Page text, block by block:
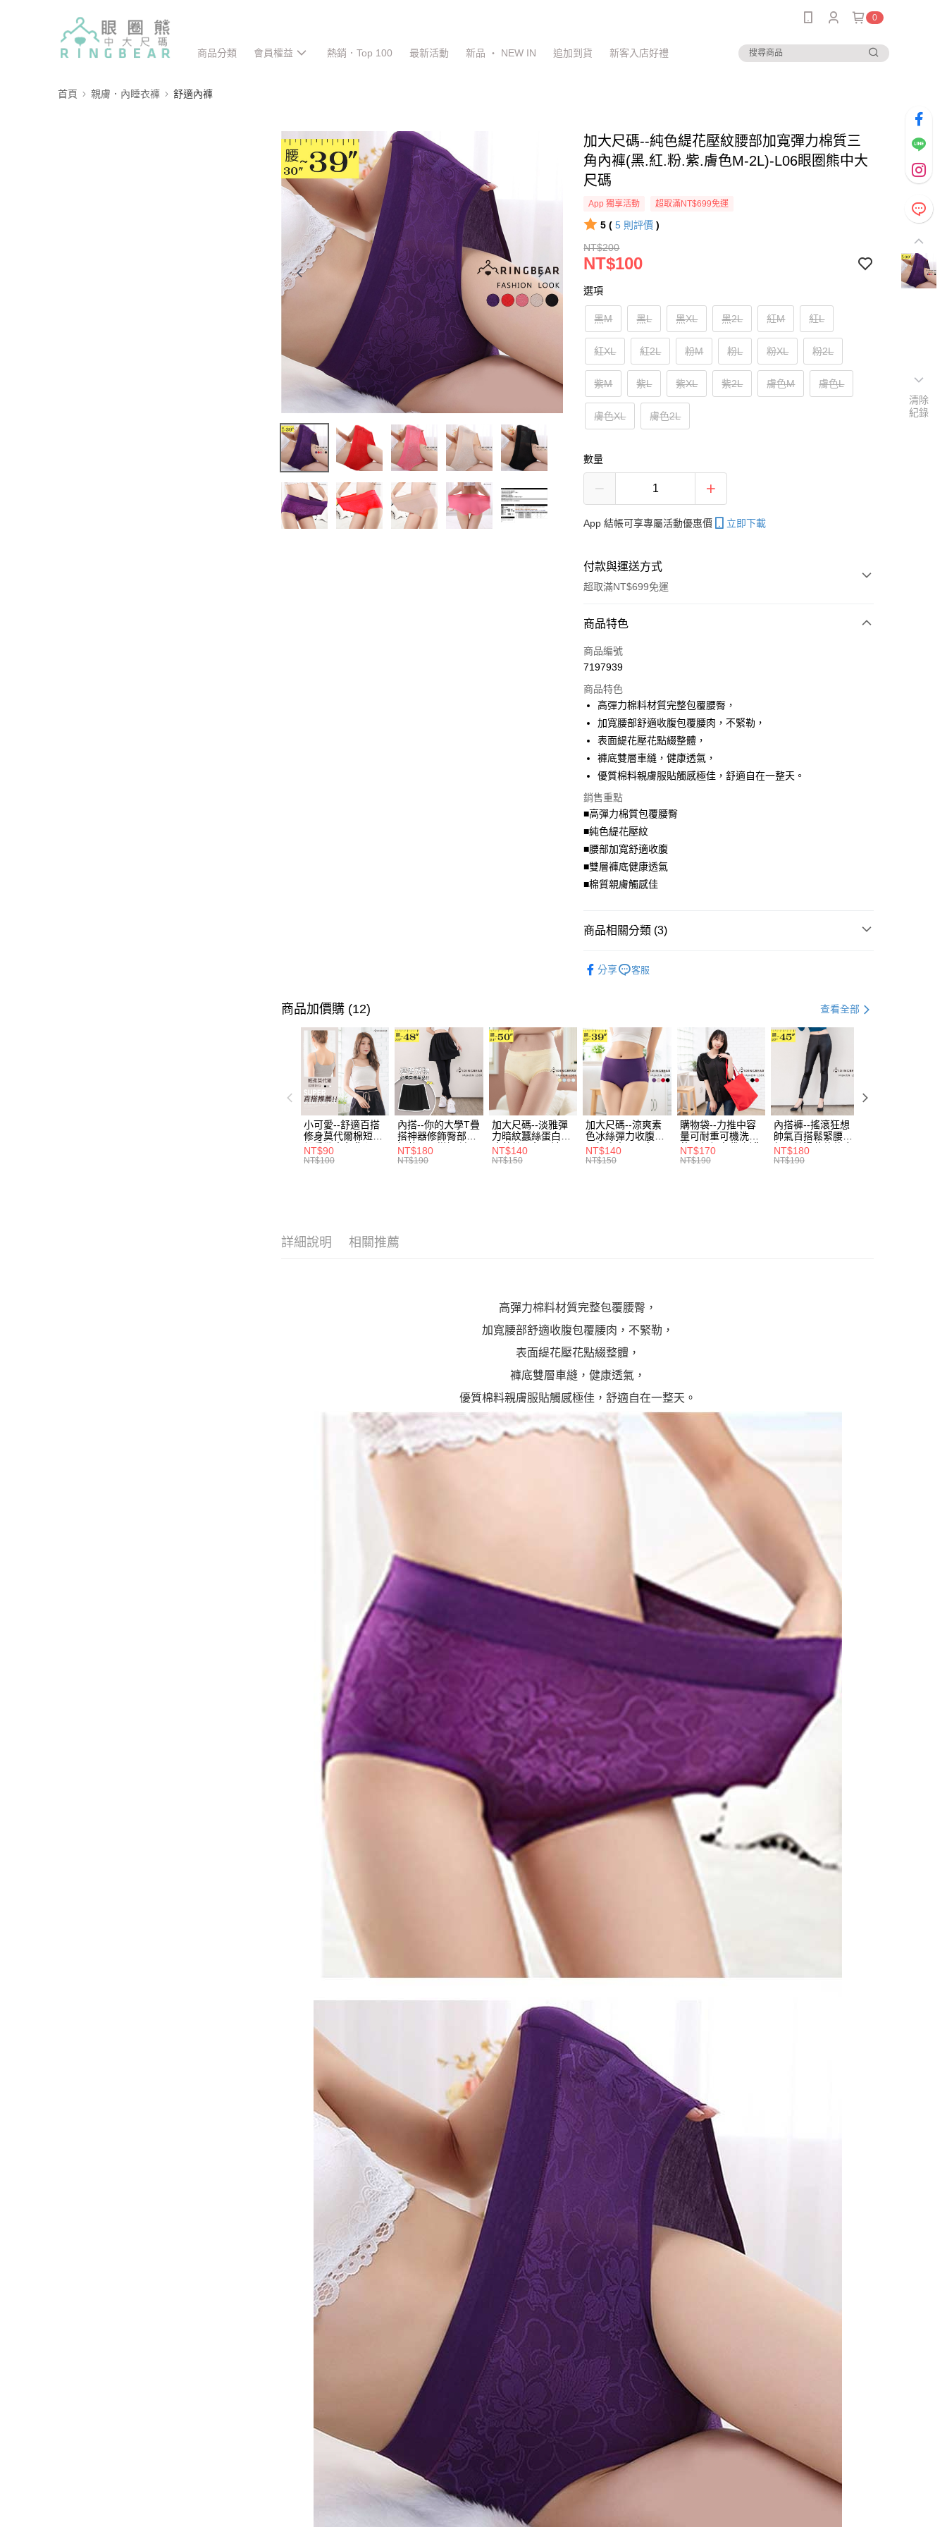
0
商品分類 會員權益 熱銷．Top 100 最新活動 新品 ‧ NEW IN 追加到貨 新客入店好禮
首頁 親膚．內睡衣褲 舒適內褲
加大尺碼--純色緹花壓紋腰部加寬彈力棉質三
角內褲(黑.紅.粉.紫.膚色M-2L)-L06眼圈熊中大
尺碼
App 獨享活動 超取滿NT$699免運
5 ( 5 則評價 )
NT$200
NT$100
選項
黑M 黑L 黑XL 黑2L 紅M 紅L
紅XL 紅2L 粉M 粉L 粉XL 粉2L
紫M 紫L 紫XL 紫2L 膚色M 膚色L
膚色XL 膚色2L
數量
App 結帳可享專屬活動優惠價 立即下載
付款與運送方式
超取滿NT$699免運
付款方式
信用卡一次付款
LINE Pay
Apple Pay
街口支付
悠遊付
Google Pay
全盈+PAY
大哥付你分期
相關說明
【大哥付你分期使用說明】
流程，驗證手機門號後，選擇欲分期的期數、繳款截止日，確認付款後即
完成交易。
4.訂單成立30分鐘內，如未前往確認交易或遇審核未通過，訂單將自動取
消。如遇「轉專審核」未通過狀況，表示未達大哥付你分期系統評分，恕
1.分期款項不併入電信帳單，「大哥付你分期」於每月結算日後寄送繳費提
醒簡訊。
2.透過簡訊連結打開帳單後，可選擇「超商條碼／台灣大直營門市／銀行轉
帳／街口支付／iPASS MONEY」等通路繳費。
【注意事項】
1.本服務係由「台灣大哥大股份有限公司」（以下簡稱本公司）所提供，讓
用戶於交易時，得透過本服務購買商品或服務，並由商店將買賣／分期付
款買賣價金債權讓與本公司後，依約使用本公司帳單繳交帳款。
2.基於同意付款使用「大哥付你分期」之契約關係目的，商店將以您的個人
資料（包含姓名、電話或地址）提供予台灣大哥大進項蒐集、處理及利
用，由本公司與您本人進行分期帳單所需資料之確認、核對及更正。
3.完整用戶服務條款，請詳閱以下連結：
https://oppay.tw/userRule
【關於「AFTEE先享後付」】
１．簡單：不需註冊會員、不需綁卡、不需儲值。
１．於結帳方式選擇「AFTEE先享後付」後，將跳轉至「AFTEE先享後
付」結帳頁面，進行簡訊認證並確認金額後，即可完成結帳。
２．訂單成立數日內，您將收到繳費通知簡訊。
３．收到繳費通知簡訊後14天內，點擊此簡訊中的連結，可透過四大超商
／ATM／網路銀行／等多元方式進行付款，方視為交易完成。
※ 請注意：結帳手續完成當下不需立刻繳費，但若您需要取消訂單，請聯
絡購買商品的店家。未經商家同意取消之訂單仍視為有效，需透過AFTEE
先享後付繳納相關費用。
※ 交易是否成功請以「AFTEE先享後付 」之結帳頁面顯示為準，若有關於
是否繳費成功／繳費後需取消欲退款等相關疑問，請聯繫「AFTEE先享後
付客戶支援中心」
https://netprotections.freshdesk.com/support/home
即時審查核予不同之上限額度；若仍有額度不足之情形，本公司將視審查
結果請求用戶進行身份認證。
５．嚴禁一人註冊多個帳號或使用他人資訊註冊。若發現惡意使用之情
形，恩沛科技股份有限公司將有權停止該用戶之使用額度並採取法律行
動。
ATM付款
每筆NT$70，滿NT$699(含以上)免運費
付款後全家取貨
每筆NT$70，滿NT$699(含以上)免運費
7-11取貨付款
每筆NT$70，滿NT$799(含以上)免運費
付款後7-11取貨
每筆NT$70，滿NT$699(含以上)免運費
商品特色
商品編號
7197939
商品特色
高彈力棉料材質完整包覆腰臀，
加寬腰部舒適收腹包覆腰肉，不緊勒，
表面緹花壓花點綴整體，
褲底雙層車縫，健康透氣，
優質棉料親膚服貼觸感極佳，舒適自在一整天。
銷售重點
■高彈力棉質包覆腰臀
■純色緹花壓紋
■腰部加寬舒適收腹
■雙層褲底健康透氣
■棉質親膚觸感佳
商品相關分類 (3)
分享 客服
商品加價購 (12) 查看全部
小可愛--舒適百搭
修身莫代爾棉短版
細肩帶素色背心
(白.黑.灰L-2L)-
NT$90
NT$100
內搭--你的大學T疊
搭神器修飾臀部下
擺萬用內搭裙/遮臀
裙(黑2L-6L)-Q155
NT$180
NT$190
加大尺碼--淡雅彈
力暗紋蠶絲蛋白無
痕蕾絲三角內褲
(白.粉.藍.黃XL-
NT$140
NT$150
加大尺碼--涼爽素
色冰絲彈力收腹提
臀無痕中腰三角內
褲(黑.紅.粉.紫L-
NT$140
NT$150
購物袋--力推中容
量可耐重可機洗烘
乾環保帆布袋/側背
包(黑.紅.米F)-
NT$170
NT$190
內搭褲--搖滾狂想
帥氣百搭鬆緊腰頭
超彈絲滑薄款仿皮
褲(黑XL-6L)-R179
NT$180
NT$190
詳細說明 相關推薦
高彈力棉料材質完整包覆腰臀，
加寬腰部舒適收腹包覆腰肉，不緊勒，
表面緹花壓花點綴整體，
褲底雙層車縫，健康透氣，
優質棉料親膚服貼觸感極佳，舒適自在一整天。
清除
紀錄